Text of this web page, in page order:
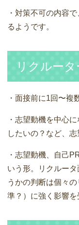
・対策不可の内容
るようです。
リクルー
・面接前に1回〜複
・志望動機を中心
したいの？など、
・志望動機、自己
いう形。リクルー
うかの判断は個々
準？）に強く影響を